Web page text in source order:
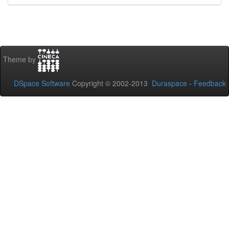
Theme by
DSpace Software Copyright © 2002-2013 Duraspace - Feedback